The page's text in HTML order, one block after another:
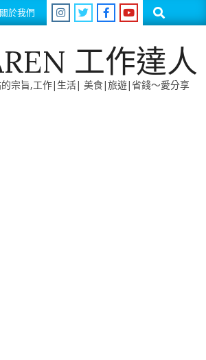
關於我們 Search
工作達人
的宗旨,工作|生活| 美食|旅遊|省錢～愛分享